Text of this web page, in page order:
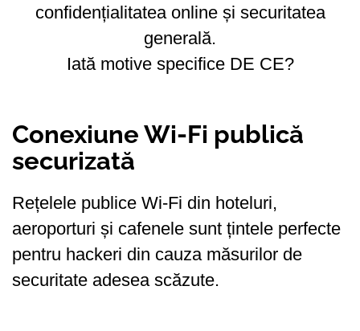
confidențialitatea online și securitatea
generală.
Iată motive specifice DE CE?
Conexiune Wi-Fi publică
securizată
Rețelele publice Wi-Fi din hoteluri,
aeroporturi și cafenele sunt țintele perfecte
pentru hackeri din cauza măsurilor de
securitate adesea scăzute.